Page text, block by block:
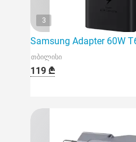
3
Samsung Adapter 60W
თბილისი
119 ₾